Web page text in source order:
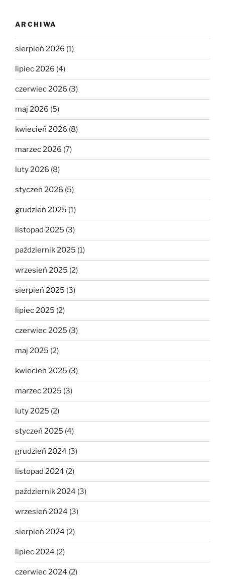
ARCHIWA
sierpień 2026 (1)
lipiec 2026 (4)
czerwiec 2026 (3)
maj 2026 (5)
kwiecień 2026 (8)
marzec 2026 (7)
luty 2026 (8)
styczeń 2026 (5)
grudzień 2025 (1)
listopad 2025 (3)
październik 2025 (1)
wrzesień 2025 (2)
sierpień 2025 (3)
lipiec 2025 (2)
czerwiec 2025 (3)
maj 2025 (2)
kwiecień 2025 (3)
marzec 2025 (3)
luty 2025 (2)
styczeń 2025 (4)
grudzień 2024 (3)
listopad 2024 (2)
październik 2024 (3)
wrzesień 2024 (3)
sierpień 2024 (2)
lipiec 2024 (2)
czerwiec 2024 (2)